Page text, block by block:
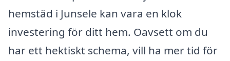
hemstäd i Junsele kan vara en klok
investering för ditt hem. Oavsett om du
har ett hektiskt schema, vill ha mer tid för